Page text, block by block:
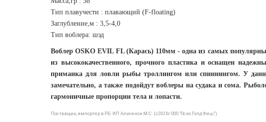
Тип плавучести : плавающий (F-floating)
Заглубление,м : 3,5-4,0
Тип воблера: шэд
Воблер OSKO EVIL FL (Карась) 110мм - одна из самых
из высококачественного, прочного пластика и оснащен
приманка для ловли рыбы троллингом или спиннингом. У
замечательно, а также подойдут воблеры на судака и сома.
гармоничные пропорции тела и лопасти.
Поставщик, импортер в РБ: ИП Алисенок М.С. (с2026г ООО "Оско Голд Фиш")